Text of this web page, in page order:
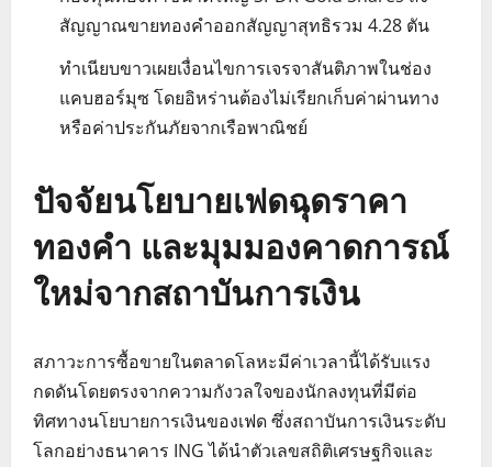
สัญญาณขายทองคำออกสัญญาสุทธิรวม 4.28 ตัน
ทำเนียบขาวเผยเงื่อนไขการเจรจาสันติภาพในช่อง
แคบฮอร์มุซ โดยอิหร่านต้องไม่เรียกเก็บค่าผ่านทาง
หรือค่าประกันภัยจากเรือพาณิชย์
ปัจจัยนโยบายเฟดฉุดราคา
ทองคำ และมุมมองคาดการณ์
ใหม่จากสถาบันการเงิน
สภาวะการซื้อขายในตลาดโลหะมีค่าเวลานี้ได้รับแรง
กดดันโดยตรงจากความกังวลใจของนักลงทุนที่มีต่อ
ทิศทางนโยบายการเงินของเฟด ซึ่งสถาบันการเงินระดับ
โลกอย่างธนาคาร ING ได้นำตัวเลขสถิติเศรษฐกิจและ